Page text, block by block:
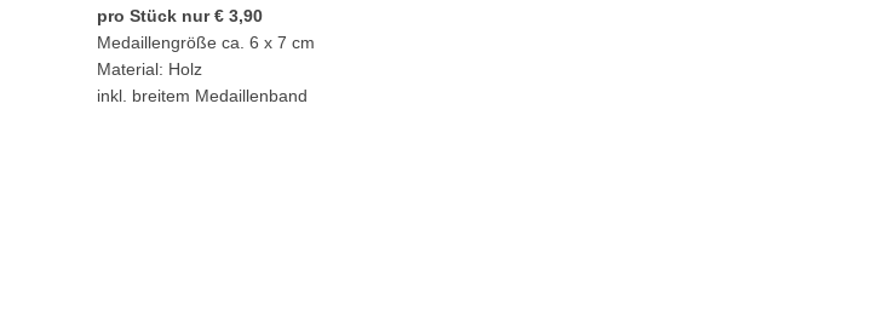
pro Stück nur € 3,90
Medaillengröße ca. 6 x 7 cm
Material: Holz
inkl. breitem Medaillenband